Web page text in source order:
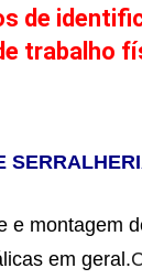
de
trabalho
SERRALHE
e montagem
em geral.